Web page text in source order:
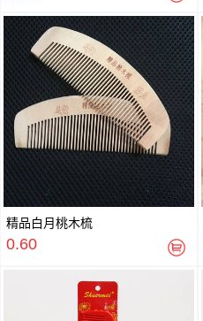
精品白月桃木梳
0.60